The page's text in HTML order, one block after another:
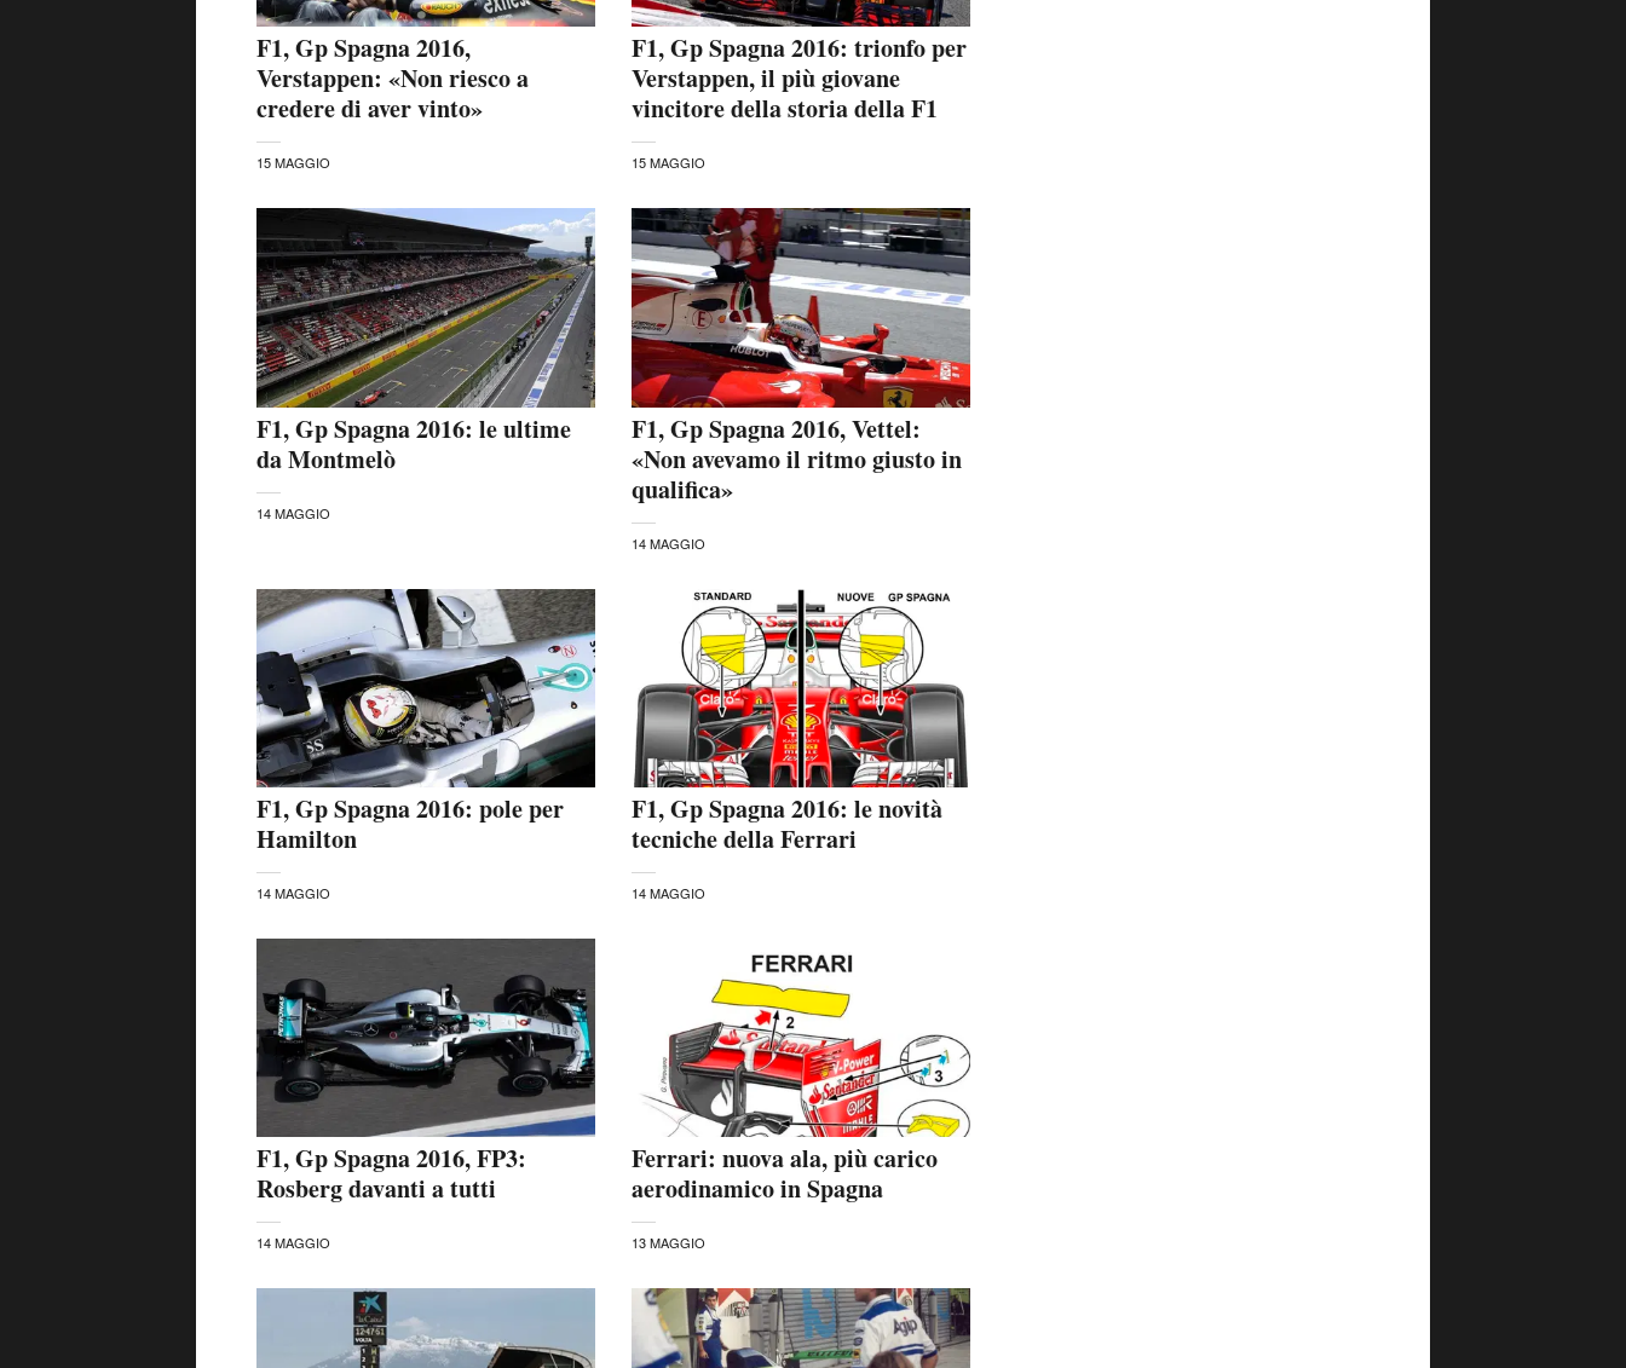
F1, Gp Spagna 2016,
Verstappen: «Non riesco a
credere di aver vinto»
15 MAGGIO
F1, Gp Spagna 2016: trionfo per
Verstappen, il più giovane
vincitore della storia della F1
15 MAGGIO
F1, Gp Spagna 2016: le ultime
da Montmelò
14 MAGGIO
F1, Gp Spagna 2016, Vettel:
«Non avevamo il ritmo giusto in
qualifica»
14 MAGGIO
F1, Gp Spagna 2016: pole per
Hamilton
14 MAGGIO
F1, Gp Spagna 2016: le novità
tecniche della Ferrari
14 MAGGIO
F1, Gp Spagna 2016, FP3:
Rosberg davanti a tutti
14 MAGGIO
Ferrari: nuova ala, più carico
aerodinamico in Spagna
13 MAGGIO